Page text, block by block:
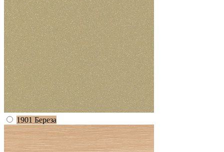
1901 Береза